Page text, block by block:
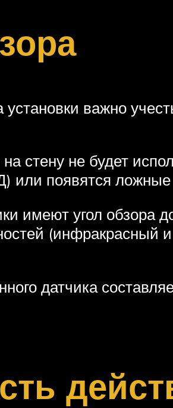
важно
на стену не будет
или появятся
имеют угол обзора
(инфракрасный
датчика